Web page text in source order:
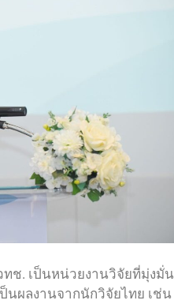
ช. เป็นหน่วยงานวิจัยที่มุ่งมั่น
นผลงานจากนักวิจัยไทย เช่น